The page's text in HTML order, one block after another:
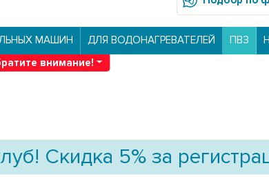
МАШИН ДЛЯ ВОДОНАГРЕВАТЕЛЕЙ ПВЗ
внимание!
Скидка 5% за